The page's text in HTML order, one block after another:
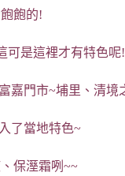
飽的!
可是這裡才有特色呢!
了當地特色~
保溼霜咧~~